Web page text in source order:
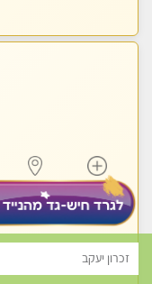
זכרון יעקב
לפרטים
נוספים
עיסוי בצפון
חיפה